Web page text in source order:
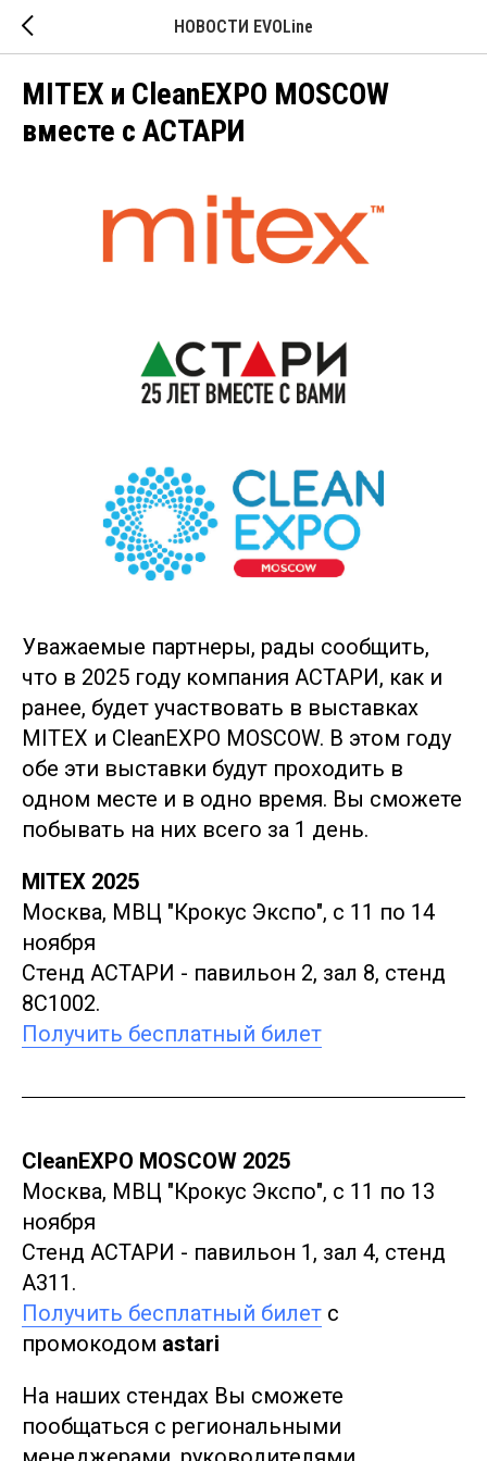
НОВОСТИ EVOLine
MITEX и CleanEXPO MOSCOW
вместе с АСТАРИ
Уважаемые партнеры, рады сообщить,
что в 2025 году компания АСТАРИ, как и
ранее, будет участвовать в выставках
MITEX и CleanEXPO MOSCOW. В этом году
обе эти выставки будут проходить в
одном месте и в одно время. Вы сможете
побывать на них всего за 1 день.
MITEX 2025
Москва, МВЦ "Крокус Экспо", с 11 по 14
ноября
Стенд АСТАРИ - павильон 2, зал 8, стенд
8С1002.
Получить бесплатный билет
CleanEXPO MOSCOW 2025
Москва, МВЦ "Крокус Экспо", с 11 по 13
ноября
Стенд АСТАРИ - павильон 1, зал 4, стенд
А311.
Получить бесплатный билет с
промокодом astari
На наших стендах Вы сможете
пообщаться с региональными